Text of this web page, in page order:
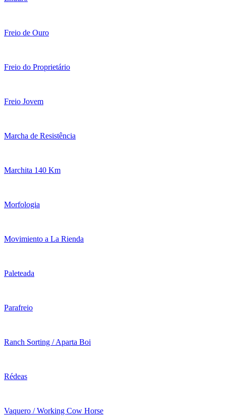
Freio de Ouro
Freio do Proprietário
Freio Jovem
Marcha de Resistência
Marchita 140 Km
Morfologia
Movimiento a La Rienda
Paleteada
Parafreio
Ranch Sorting / Aparta Boi
Rédeas
Vaquero / Working Cow Horse